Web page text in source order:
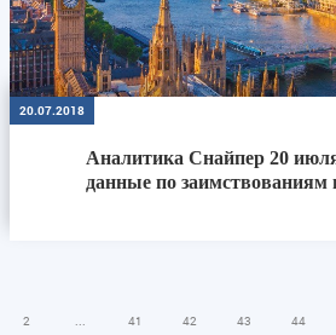
20.07.2018
Аналитика Снайпер 20
данные по заимствованиям
2 ... 41 42 43 44